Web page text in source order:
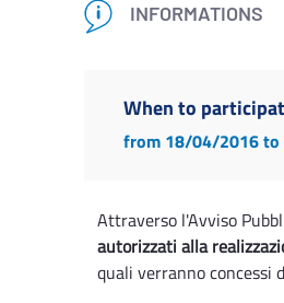
INFORMATIONS
When to
from 18/04/2016to
Attraverso l'Avviso
autorizzati alla
quali verranno concessi